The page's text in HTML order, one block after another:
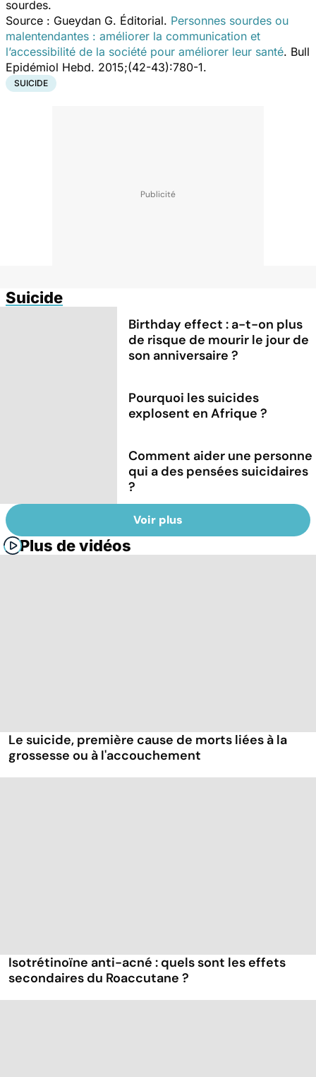
sourdes.
Source : Gueydan G. Éditorial. Personnes sourdes ou
malentendantes : améliorer la communication et
l’accessibilité de la société pour améliorer leur santé. Bull
Epidémiol Hebd. 2015;(42-43):780-1.
SUICIDE
Suicide
Birthday effect : a-t-on plus
de risque de mourir le jour de
son anniversaire ?
Pourquoi les suicides
explosent en Afrique ?
Comment aider une personne
qui a des pensées suicidaires
?
Voir plus
Plus de vidéos
Le suicide, première cause de morts liées à la
grossesse ou à l'accouchement
Isotrétinoïne anti-acné : quels sont les effets
secondaires du Roaccutane ?